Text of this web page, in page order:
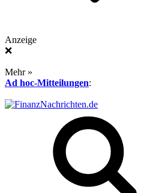
Anzeige
❌
Mehr »
Ad hoc-Mitteilungen: